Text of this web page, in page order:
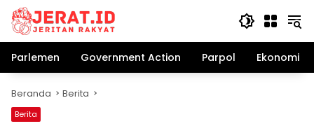
Langsung
konten
Parlemen
Government Action Parpol Ekonomi
Beranda Berita
Berita